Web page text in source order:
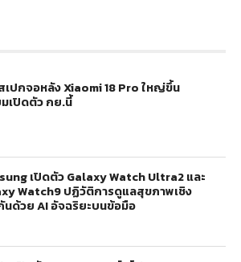
เปกจอหลัง Xiaomi 18 Pro ใหญ่ขึ้น
มเปิดตัว กย.นี้
เปิดตัว Galaxy Watch Ultra2 และ
Watch9 ปฏิวัติการดูแลสุขภาพเชิง
นด้วย AI อัจฉริยะบนข้อมือ